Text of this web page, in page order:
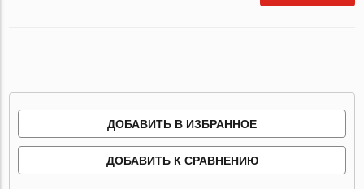
ДОБАВИТЬ В ИЗБРАННОЕ
ДОБАВИТЬ К СРАВНЕНИЮ